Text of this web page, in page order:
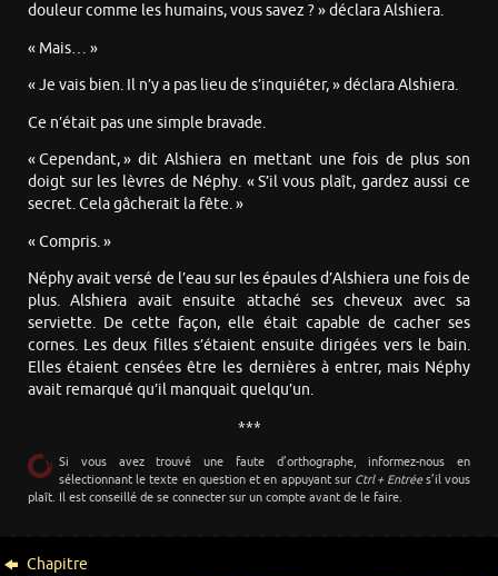
douleur comme les humains, vous savez ? » déclara Alshiera.
« Mais… »
« Je vais bien. Il n’y a pas lieu de s’inquiéter, » déclara Alshiera.
Ce n’était pas une simple bravade.
« Cependant, » dit Alshiera en mettant une fois de plus son
doigt sur les lèvres de Néphy. « S’il vous plaît, gardez aussi ce
secret. Cela gâcherait la fête. »
« Compris. »
Néphy avait versé de l’eau sur les épaules d’Alshiera une fois de
plus. Alshiera avait ensuite attaché ses cheveux avec sa
serviette. De cette façon, elle était capable de cacher ses
cornes. Les deux filles s’étaient ensuite dirigées vers le bain.
Elles étaient censées être les dernières à entrer, mais Néphy
avait remarqué qu’il manquait quelqu’un.
***
Si vous avez trouvé une faute d’orthographe, informez-nous en
sélectionnant le texte en question et en appuyant sur Ctrl + Entrées’il vous
plaît. Il est conseillé de se connecter sur un compte avant de le faire.
Chapitre